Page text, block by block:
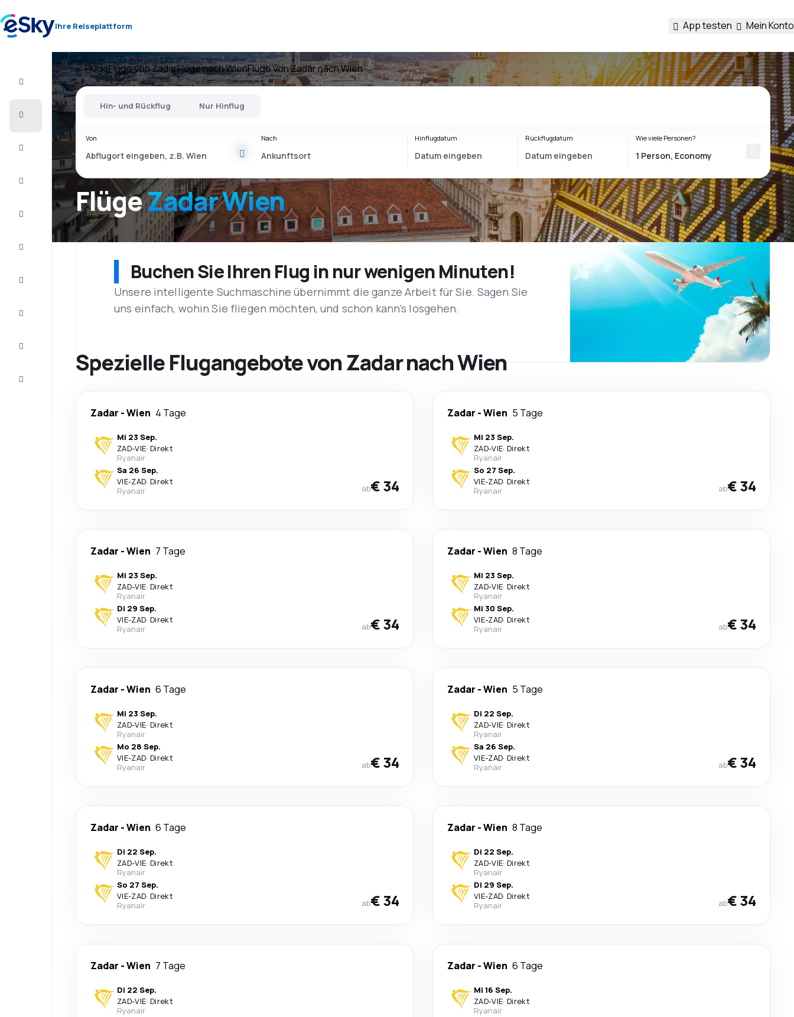
Ihre Reiseplattform App testen Mein Konto
Flug+Hotel
FlügeFlüge von ZadarFlüge nach WienFlüge von Zadar nach Wien
FlügeZadar Wien
Hin- und Rückflug Nur Hinflug
Von Nach Hinflugdatum Rückflugdatum Wie viele Personen?
Buchen Sie Ihren Flug in nur wenigen Minuten!
Unsere intelligente Suchmaschine übernimmt die ganze Arbeit für Sie. Sagen Sie
uns einfach, wohin Sie fliegen möchten, und schon kann’s losgehen.
Spezielle Flugangebote von Zadar nach Wien
Zadar -Wien 4 Tage
Mi 23 Sep.
ZAD-VIE· Direkt
Ryanair
Sa 26 Sep.
VIE-ZAD· Direkt
Ryanair
ab€ 34
Zadar -Wien 5 Tage
Mi 23 Sep.
ZAD-VIE· Direkt
Ryanair
So 27 Sep.
VIE-ZAD· Direkt
Ryanair
ab€ 34
Zadar -Wien 7 Tage
Mi 23 Sep.
ZAD-VIE· Direkt
Ryanair
Di 29 Sep.
VIE-ZAD· Direkt
Ryanair
ab€ 34
Zadar -Wien 8 Tage
Mi 23 Sep.
ZAD-VIE· Direkt
Ryanair
Mi 30 Sep.
VIE-ZAD· Direkt
Ryanair
ab€ 34
Zadar -Wien 6 Tage
Mi 23 Sep.
ZAD-VIE· Direkt
Ryanair
Mo 28 Sep.
VIE-ZAD· Direkt
Ryanair
ab€ 34
Zadar -Wien 5 Tage
Di 22 Sep.
ZAD-VIE· Direkt
Ryanair
Sa 26 Sep.
VIE-ZAD· Direkt
Ryanair
ab€ 34
Zadar -Wien 6 Tage
Di 22 Sep.
ZAD-VIE· Direkt
Ryanair
So 27 Sep.
VIE-ZAD· Direkt
Ryanair
ab€ 34
Zadar -Wien 8 Tage
Di 22 Sep.
ZAD-VIE· Direkt
Ryanair
Di 29 Sep.
VIE-ZAD· Direkt
Ryanair
ab€ 34
Zadar -Wien 7 Tage
Di 22 Sep.
ZAD-VIE· Direkt
Ryanair
Zadar -Wien 6 Tage
Mi 16 Sep.
ZAD-VIE· Direkt
Ryanair